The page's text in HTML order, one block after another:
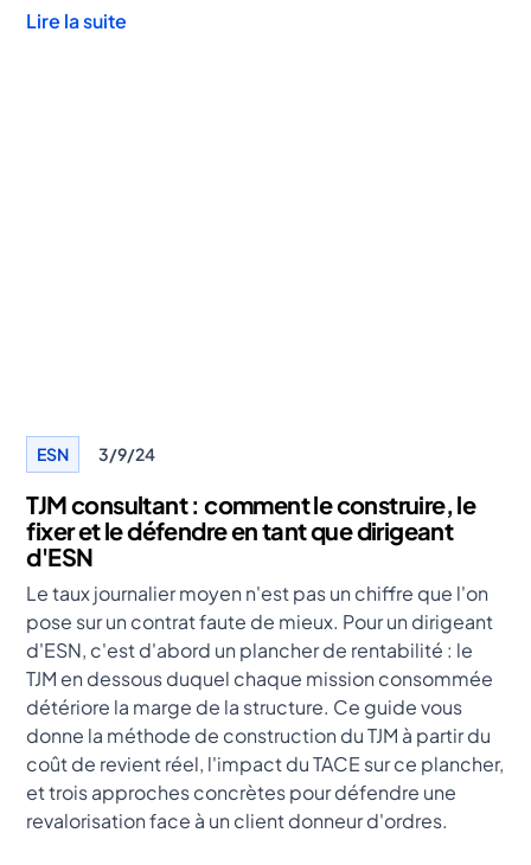
Lire la suite
ESN 3/9/24
TJM consultant : comment le construire, le
fixer et le défendre en tant que dirigeant
d'ESN
Le taux journalier moyen n'est pas un chiffre que l'on
pose sur un contrat faute de mieux. Pour un dirigeant
d'ESN, c'est d'abord un plancher de rentabilité : le
TJM en dessous duquel chaque mission consommée
détériore la marge de la structure. Ce guide vous
donne la méthode de construction du TJM à partir du
coût de revient réel, l'impact du TACE sur ce plancher,
et trois approches concrètes pour défendre une
revalorisation face à un client donneur d'ordres.